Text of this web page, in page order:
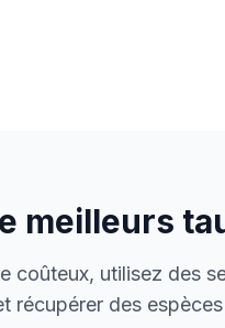
meilleurs
coûteux, utilisez des
récupérer des